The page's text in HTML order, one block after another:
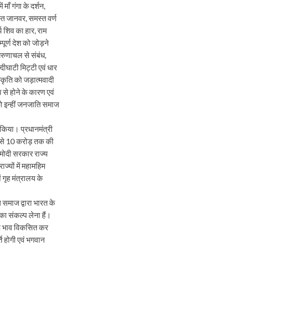
गंगा के दर्शन,
जानवर, समस्त वर्ण
का हार, राम
देश को जोड़ने
से संबंध,
मिट्टी एवं धार
को जड़ात्मवादी
से होने के कारण एवं
जनजाति समाज
प्रधानमंत्री
से 10 करोड़ तक की
सरकार राज्य
में महामहिम
गृह मंत्रालय के
द्वारा भारत के
संकल्प लेना हैं।
विकसित कर
एवं भगवान